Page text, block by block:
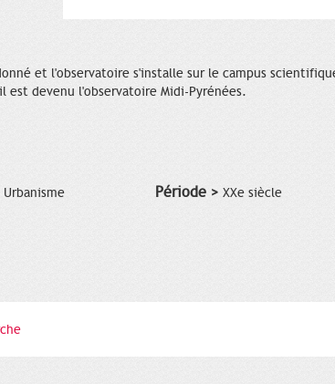
et l'observatoire s'installe sur le campus
est devenu l'observatoire Midi-Pyrénées.
Période > XXe siècle